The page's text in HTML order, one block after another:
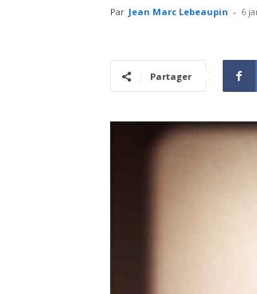
Par Jean Marc Lebeaupin - 6
Partager